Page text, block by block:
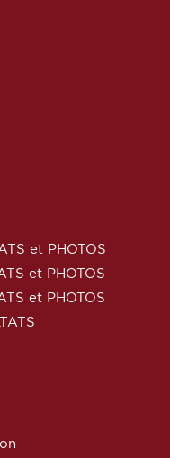
et PHOTOS
et PHOTOS
et PHOTOS